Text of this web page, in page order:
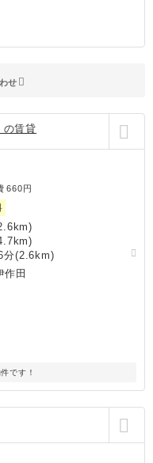
せ
の賃貸
660円
分(2.6km)
作田
です！